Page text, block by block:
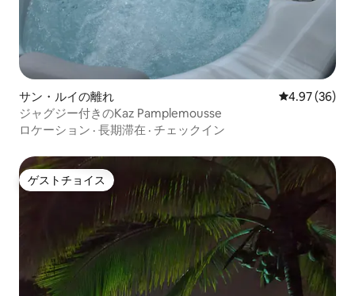
サン・ルイの離れ レビュー36
4.97 (36)
ジャグジー付きのKaz Pamplemousse
ロケーション · 長期滞在 · チェックイン
ゲストチョイス
ゲストチョイス